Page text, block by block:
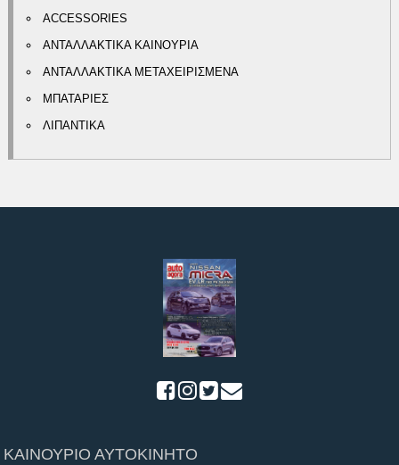
ACCESSORIES
ΑΝΤΑΛΛΑΚΤΙΚΑ ΚΑΙΝΟΥΡΙΑ
ΑΝΤΑΛΛΑΚΤΙΚΑ ΜΕΤΑΧΕΙΡΙΣΜΕΝΑ
ΜΠΑΤΑΡΙΕΣ
ΛΙΠΑΝΤΙΚΑ
ΚΑΙΝΟΥΡΙΟ ΑΥΤΟΚΙΝΗΤΟ